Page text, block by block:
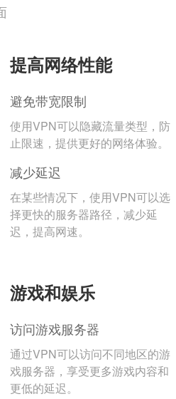
提高网络性能
避免带宽限制
使用VPN可以隐藏流量类型，防
止限速，提供更好的网络体验。
减少延迟
在某些情况下，使用VPN可以选
择更快的服务器路径，减少延
迟，提高网速。
游戏和娱乐
访问游戏服务器
通过VPN可以访问不同地区的游
戏服务器，享受更多游戏内容和
更低的延迟。